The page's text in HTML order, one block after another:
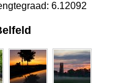
6.12092